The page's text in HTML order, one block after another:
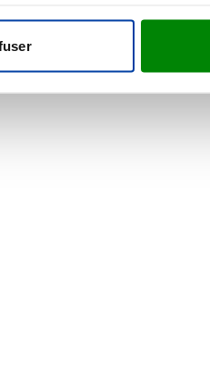
Voir le produit